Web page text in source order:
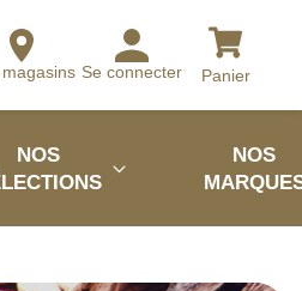
Se connecter Panier
NOS
NOS